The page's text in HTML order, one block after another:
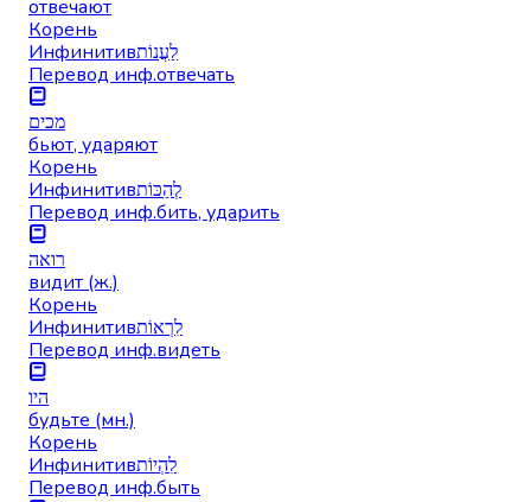
отвечают
Корень
Инфинитивלַעֲנוֹת
Перевод инф.отвечать
מכים
бьют, ударяют
Корень
Инфинитивלְהַכּוֹת
Перевод инф.бить, ударить
רואה
видит (ж.)
Корень
Инфинитивלִרְאוֹת
Перевод инф.видеть
היו
будьте (мн.)
Корень
Инфинитивלִהְיוֹת
Перевод инф.быть